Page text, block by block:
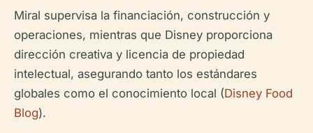
Miral supervisa la financiación, construcción y
operaciones, mientras que Disney proporciona
dirección creativa y licencia de propiedad
intelectual, asegurando tanto los estándares
globales como el conocimiento local (Disney Food
Blog).